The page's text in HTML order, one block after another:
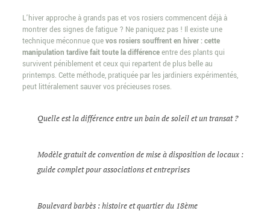
L’hiver approche à grands pas et vos rosiers commencent déjà à
montrer des signes de fatigue ? Ne paniquez pas ! Il existe une
technique méconnue quevos rosiers souffrent en hiver : cette
manipulation tardive fait toute la différenceentre des plants qui
survivent péniblement et ceux qui repartent de plus belle au
printemps. Cette méthode, pratiquée par les jardiniers expérimentés,
peut littéralement sauver vos précieuses roses.
Quelle est la différence entre un bain de soleil et un transat ?
Modèle gratuit de convention de mise à disposition de locaux :
guide complet pour associations et entreprises
Boulevard barbès : histoire et quartier du 18ème